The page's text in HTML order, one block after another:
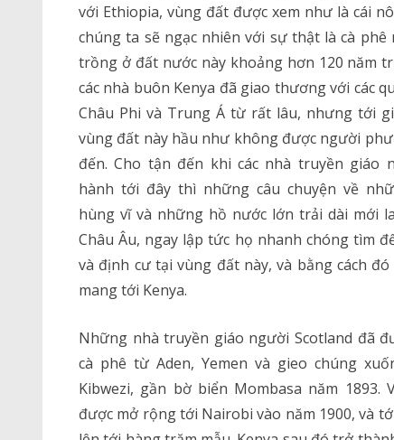
với Ethiopia, vùng đất được xem như là cái
chúng ta sẽ ngạc nhiên với sự thật là cà phê
trồng ở đất nước này khoảng hơn 120 năm
các nhà buôn Kenya đã giao thương với các
Châu Phi và Trung Á từ rất lâu, nhưng tới
vùng đất này hầu như không được người
đến. Cho tận đến khi các nhà truyền giáo
hành tới đây thì những câu chuyện về
hùng vĩ và những hồ nước lớn trải dài mới
Châu Âu, ngay lập tức họ nhanh chóng tìm
và định cư tại vùng đất này, và bằng cách
mang tới Kenya.
Những nhà truyền giáo người Scotland đã
cà phê từ Aden, Yemen và gieo chúng
Kibwezi, gần bờ biển Mombasa năm 1893.
được mở rộng tới Nairobi vào năm 1900, và